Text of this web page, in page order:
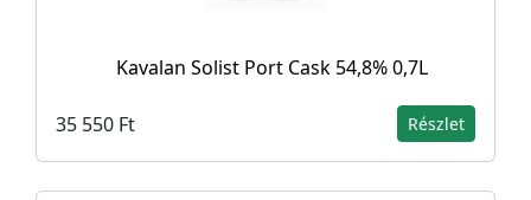
Kavalan Solist Port Cask 54,8% 0,7L
35 550 Ft Részlet